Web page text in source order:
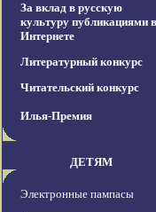
За вклад в русскую
культуру публикациями в
Интернете
Литературный конкурс
Читательский конкурс
Илья-Премия
ДЕТЯМ
Электронные пампасы